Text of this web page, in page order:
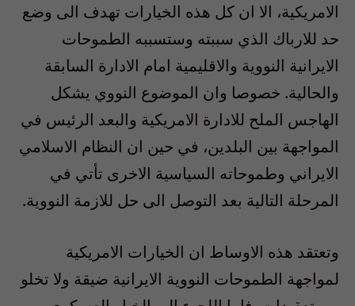
الامريكية، الا ان كل هذه الخيارات تهدف الى وضع
حد للارباك الذي سببته وستسببه الطموحات
الايرانية النووية والاقليمية امام الادارة السابقة
والحالية. خصوصا وان الموضوع النووي يشكل
الهاجس الملح للادارة الامريكية والبعد الرئيس في
المواجهة بين البلدين، في حين ان النظام الاسلامي
الايراني وطموحاته السياسية الاخرى تأتي في
المرحلة التالية بعد التوصل الى حل للازمة النووية.
وتعتقد هذه الاوساط ان الخيارات الامريكية
لمواجهة الطموحات النووية الايرانية ضيقة ولا تخلو